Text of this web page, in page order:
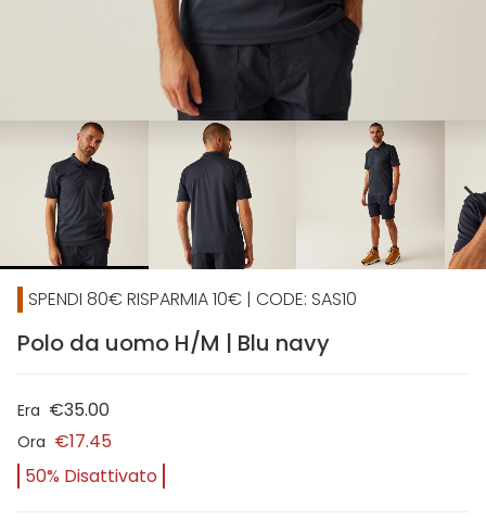
chevron_right
SPENDI 80€ RISPARMIA 10€ | CODE: SAS10
Polo da uomo H/M | Blu navy
Era €35.00
Ora €17.45
50% Disattivato